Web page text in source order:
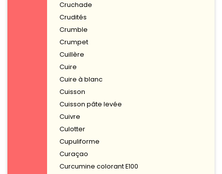
Cruchade
Crudités
Crumble
Crumpet
Cuillère
Cuire
Cuire à blanc
Cuisson
Cuisson pâte levée
Cuivre
Culotter
Cupuliforme
Curaçao
Curcumine colorant E100